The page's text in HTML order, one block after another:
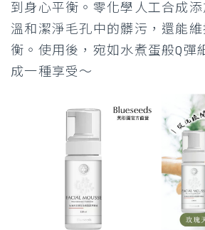
到身心平衡。零化學人工合成
溫和潔淨毛孔中的髒污，還能
衡。使用後，宛如水煮蛋般Q彈
成一種享受～